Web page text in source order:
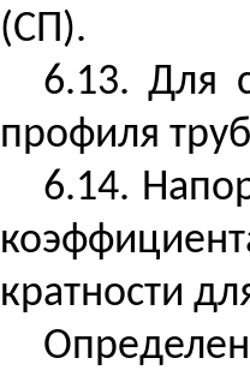
(СП).
6.13. Для
профиля
6.14.
кратности